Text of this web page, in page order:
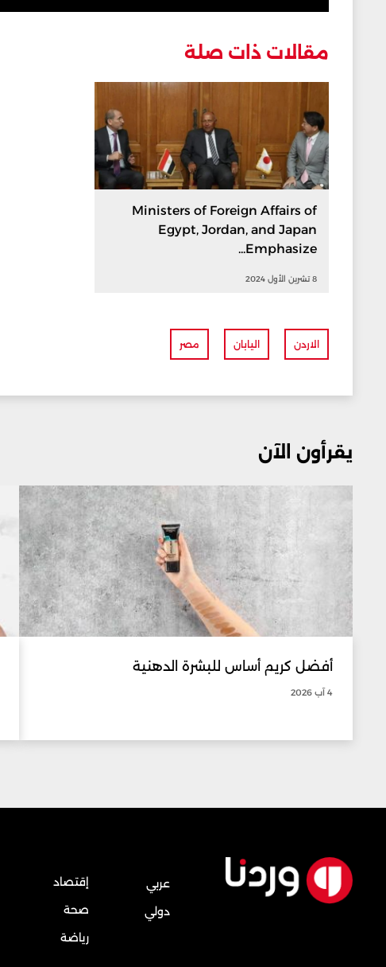
مقالات ذات صلة
Ministers of Foreign Affairs of
Egypt, Jordan, and Japan
Emphasize...
8 تشرين الأول 2024
الاردن اليابان مصر
يقرأون الآن
أفضل كريم أساس للبشرة الدهنية
4 آب 2026
عربي
دولي
إقتصاد
صحة
رياضة